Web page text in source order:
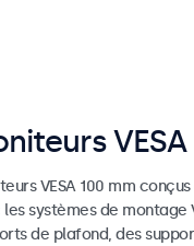
VESA
VESA 100 mm
systèmes de montage
de plafond, des